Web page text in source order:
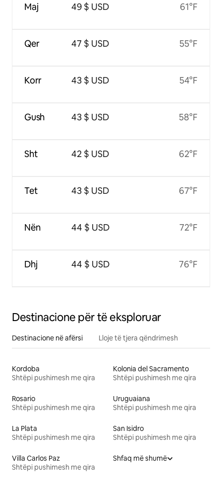
Maj
Qer
Korr
Gush
Sht
Tet
Nën
Dhj
49 $ USD
47 $ USD
43 $ USD
43 $ USD
42 $ USD
43 $ USD
44 $ USD
44 $ USD
61°F
55°F
54°F
58°F
62°F
67°F
72°F
76°F
Destinacione për të eksploruar
Destinacione në afërsi Lloje të tjera qëndrimesh
Kordoba
Shtëpi pushimesh me qira
Kolonia del Sacramento
Shtëpi pushimesh me qira
Rosario
Shtëpi pushimesh me qira
Uruguaiana
Shtëpi pushimesh me qira
La Plata
Shtëpi pushimesh me qira
San Isidro
Shtëpi pushimesh me qira
Villa Carlos Paz
Shtëpi pushimesh me qira
Shfaq më shumë